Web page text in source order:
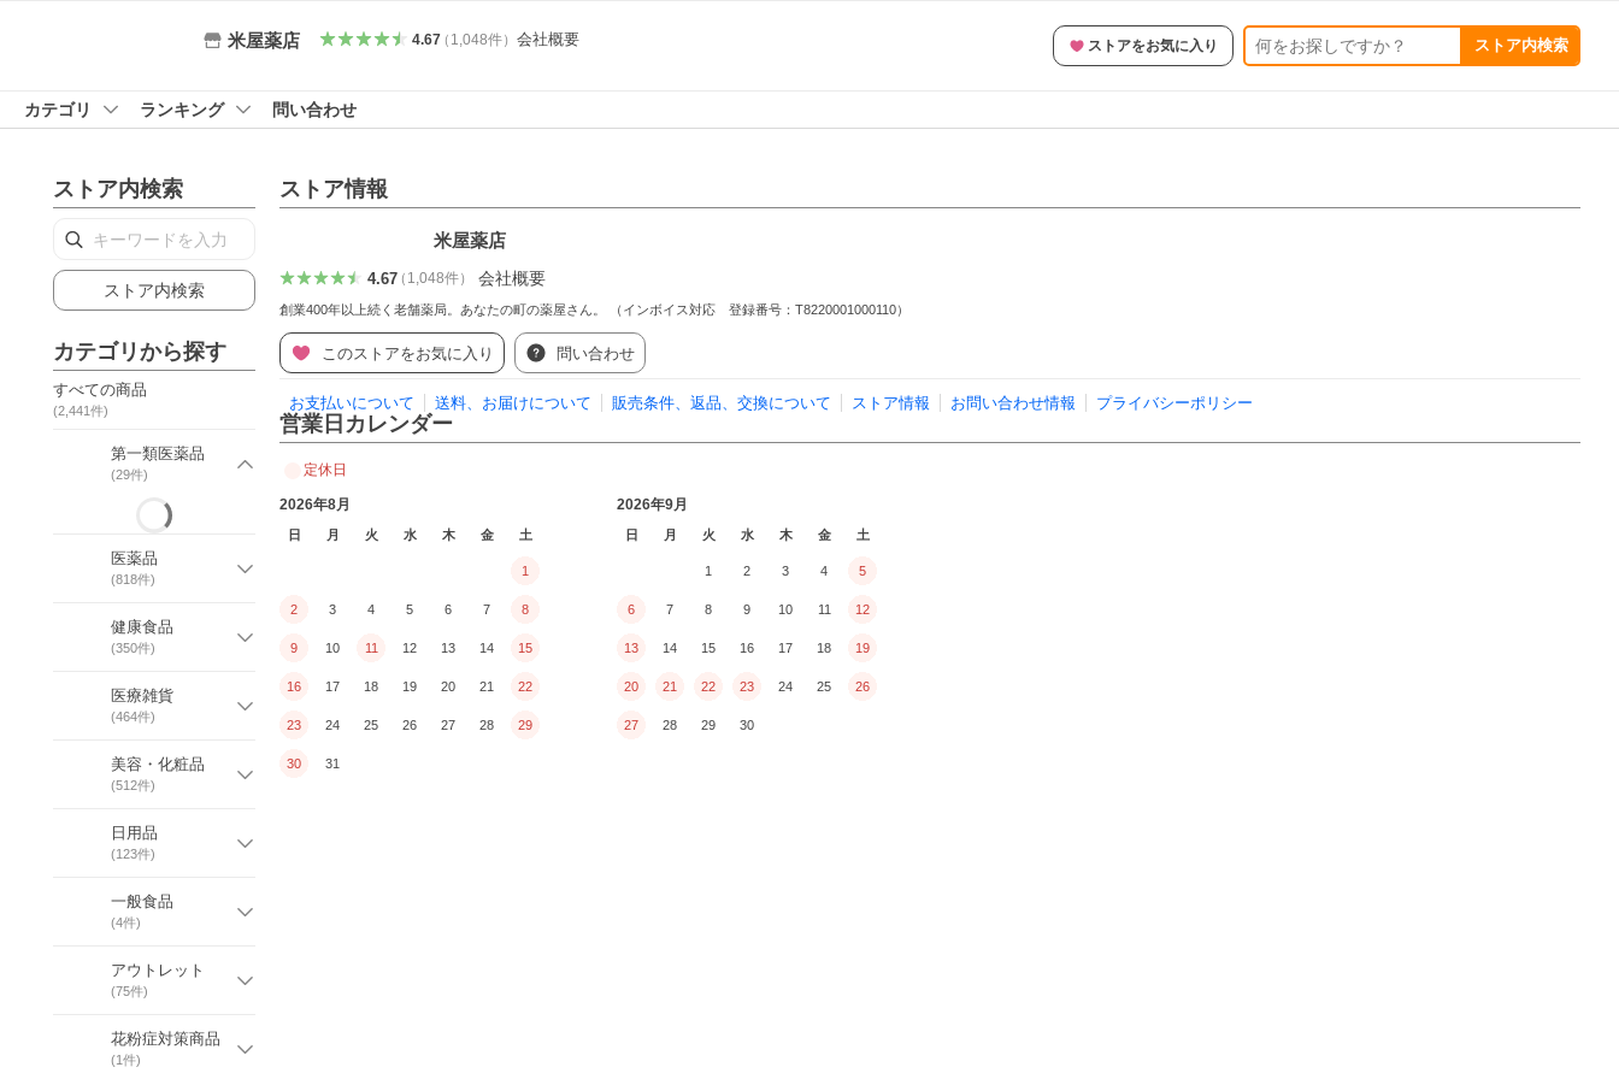
米屋薬店 4.67（ 1,048件） 会社概要 ストアをお気に入り ストア内検索
カテゴリ ランキング 問い合わせ
ストア内検索
ストア内検索
カテゴリから探す
すべての商品
(2,441件)
第一類医薬品
(29件)
医薬品
(818件)
健康食品
(350件)
医療雑貨
(464件)
美容・化粧品
(512件)
日用品
(123件)
一般食品
(4件)
アウトレット
(75件)
花粉症対策商品
(1件)
ストア情報
米屋薬店
4.67（ 1,048件） 会社概要
創業400年以上続く老舗薬局。あなたの町の薬屋さん。 （インボイス対応 登録番号：T8220001000110）
このストアをお気に入り 問い合わせ
お支払いについて 送料、お届けについて 販売条件、返品、交換について ストア情報 お問い合わせ情報 プライバシーポリシー
営業日カレンダー
定休日
2026年8月
日 月 火 水 木 金 土
1
2 3 4 5 6 7 8
9 10 11 12 13 14 15
16 17 18 19 20 21 22
23 24 25 26 27 28 29
30 31
2026年9月
日 月 火 水 木 金 土
1 2 3 4 5
6 7 8 9 10 11 12
13 14 15 16 17 18 19
20 21 22 23 24 25 26
27 28 29 30